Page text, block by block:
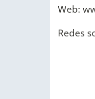
Web:
Redes